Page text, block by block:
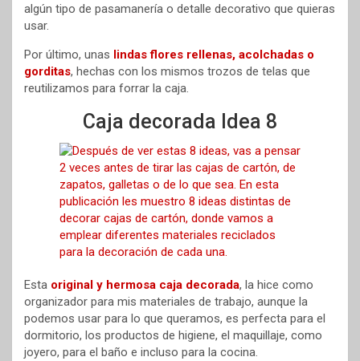
algún tipo de pasamanería o detalle decorativo que quieras
usar.
Por último, unas lindas flores rellenas, acolchadas o
gorditas, hechas con los mismos trozos de telas que
reutilizamos para forrar la caja.
Caja decorada Idea 8
Esta original y hermosa caja decorada, la hice como
organizador para mis materiales de trabajo, aunque la
podemos usar para lo que queramos, es perfecta para el
dormitorio, los productos de higiene, el maquillaje, como
joyero, para el baño e incluso para la cocina.